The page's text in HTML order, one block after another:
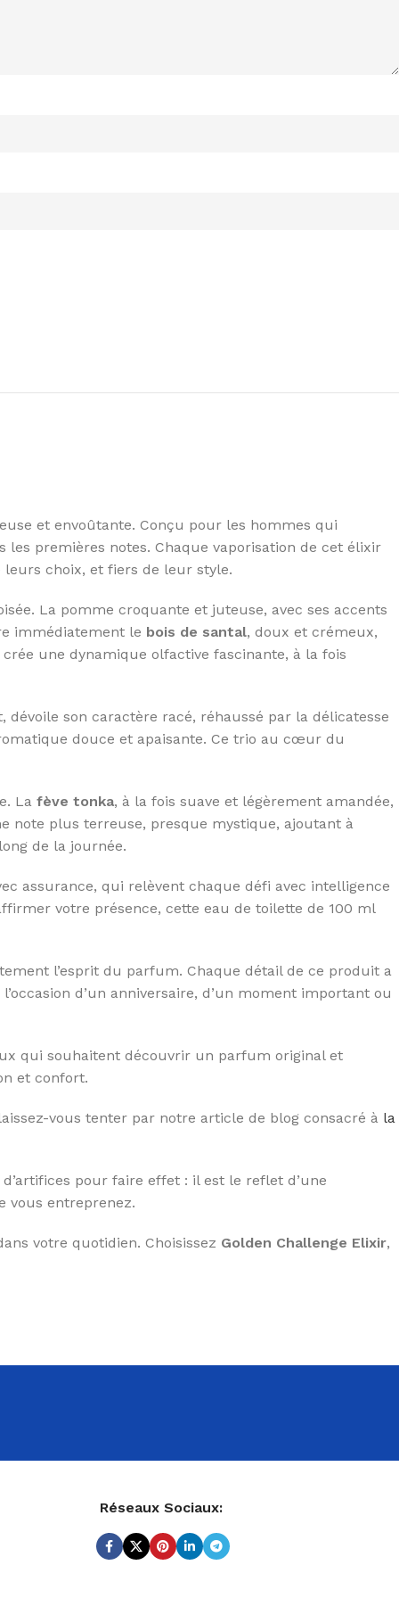
et envoûtante. Conçu pour les hommes qui
premières notes. Chaque vaporisation de cet élixir
choix, et fiers de leur style.
La pomme croquante et juteuse, avec ses accents
immédiatement le bois de santal, doux et crémeux,
une dynamique olfactive fascinante, à la fois
dévoile son caractère racé, réhaussé par la délicatesse
douce et apaisante. Ce trio au cœur du
La fève tonka, à la fois suave et légèrement amandée,
note plus terreuse, presque mystique, ajoutant à
de la journée.
assurance, qui relèvent chaque défi avec intelligence
votre présence, cette eau de toilette de 100 ml
l’esprit du parfum. Chaque détail de ce produit a
d’un anniversaire, d’un moment important ou
qui souhaitent découvrir un parfum original et
et confort.
vous tenter par notre article de blog consacré à la
pour faire effet : il est le reflet d’une
vous entreprenez.
votre quotidien. Choisissez Golden Challenge Elixir,
Réseaux Sociaux: